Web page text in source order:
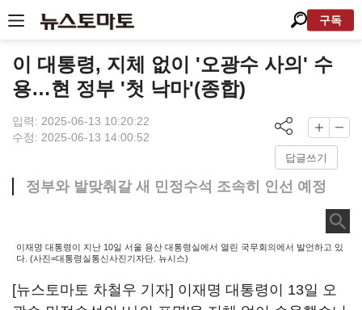
구독
이 대통령, 지체 없이 '오광수 사의' 수
용…현 정부 '첫 낙마'(종합)
입력: 2025-06-13 10:20:22
수정: 2025-06-13 14:00:52
답글쓰기
정부와 발맞춰갈 새 민정수석 조속히 인선 예정
이재명 대통령이 지난 10일 서울 용산 대통령실에서 열린 국무회의에서 발언하고 있
다. (사진=대통령실통신사진기자단. 뉴시스)
[뉴스토마토 차철우 기자] 이재명 대통령이 13일 오